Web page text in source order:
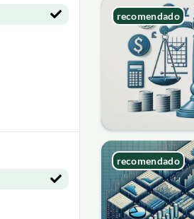
recomendado
recomendado